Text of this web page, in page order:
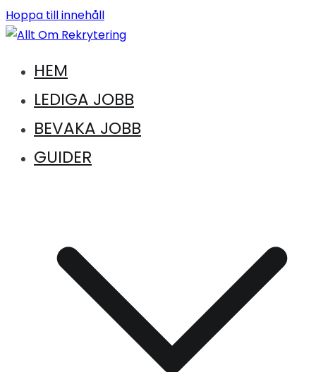
Hoppa till innehåll
Allt Om Rekrytering
Vägen till en ny karriär. Vägen till drömkandidaten
HEM
LEDIGA JOBB
BEVAKA JOBB
GUIDER